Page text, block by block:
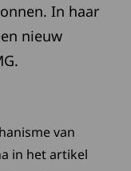
In haar
nieuw
van
in het artikel